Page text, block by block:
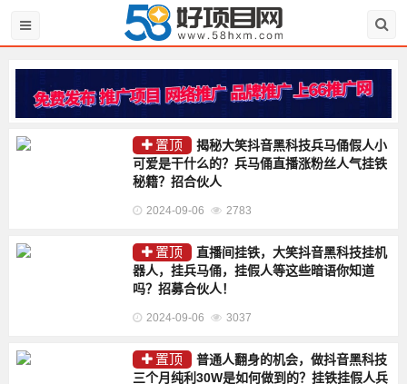
置顶
揭秘大笑抖音黑科技兵马俑假人小
可爱是干什么的？兵马俑直播涨粉丝人气挂铁
秘籍？招合伙人
2024-09-06 2783
置顶
直播间挂铁，大笑抖音黑科技挂机
器人，挂兵马俑，挂假人等这些暗语你知道
吗？招募合伙人！
2024-09-06 3037
置顶
普通人翻身的机会，做抖音黑科技
三个月纯利30W是如何做到的？挂铁挂假人兵